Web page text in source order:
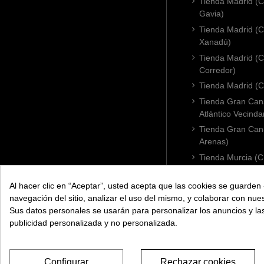
Gavia)
Tienda Madrid
Xanadú)
Tienda Madrid
Corredor)
Tienda Madrid
Tienda Gran
Atlántico
Tienda Gran
Arenas)
Tienda Murcia
Tienda Badajoz
Tienda Cádiz
Tienda Córdoba
Al hacer clic en “Aceptar”, usted acepta que las cookies se
navegación del sitio, analizar el uso del mismo, y colaborar con
Sus datos personales se usarán para personalizar los anuncios y
publicidad personalizada y no personalizada.
Rechazar cookies
Configurar